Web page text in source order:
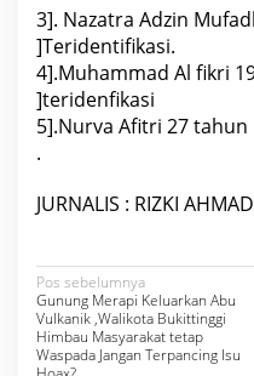
p
o
?
3]. Nazatra Adzin
]Teridentifikasi.
4].Muhammad Al fikri
]teridenfikasi
5].Nurva Afitri 27
.
JURNALIS : RIZKI
N
a
v
Pos sebelumnya
Gunung Merapi Keluarkan Abu
Vulkanik ,Walikota Bukittinggi
Himbau Masyarakat tetap
Waspada Jangan Terpancing Isu